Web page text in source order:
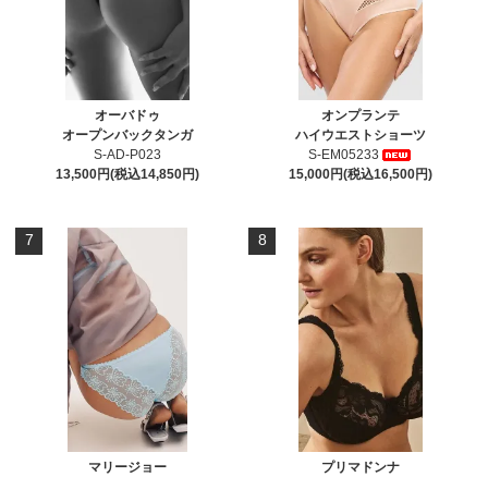
オーバドゥ
オープンバックタンガ
S-AD-P023
13,500円(税込14,850円)
オンプランテ
ハイウエストショーツ
S-EM05233
15,000円(税込16,500円)
7
マリージョー
8
プリマドンナ